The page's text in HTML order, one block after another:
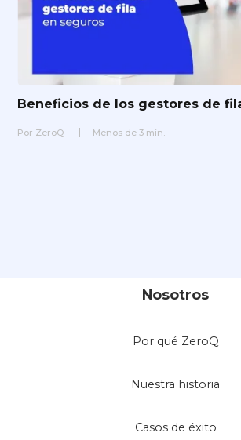
Beneficios de los gestores de
Por ZeroQ Menos de 3 min.
Nosotros
Por qué ZeroQ
Nuestra historia
Casos de éxito